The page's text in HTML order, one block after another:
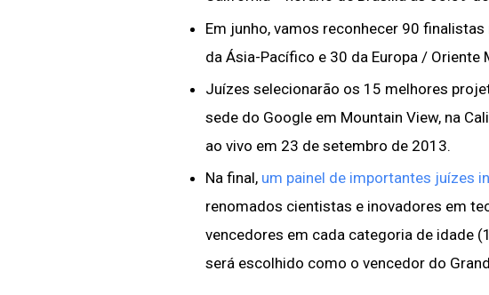
Em junho, vamos reconhecer 90
da Ásia-Pacífico e 30 da Europa / Oriente
Juízes selecionarão os 15 melhores
sede do Google em Mountain View, na
ao vivo em 23 de setembro de 2013.
Na final, um painel de importantes juízes
renomados cientistas e inovadores em
vencedores em cada categoria de idade
será escolhido como o vencedor do